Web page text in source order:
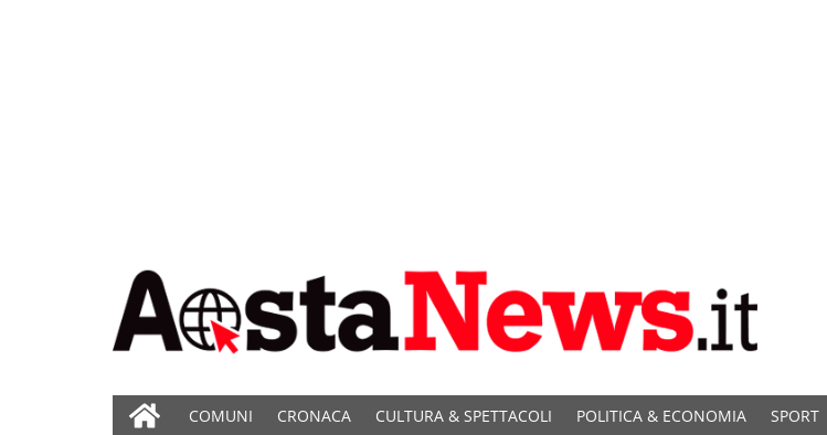
COMUNI CRONACA CULTURA & SPETTACOLI POLITICA & ECONOMIA SPORT